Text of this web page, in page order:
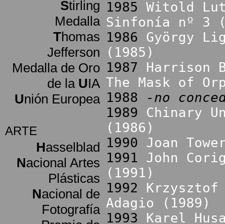
Stirling
Medalla
Thomas
Jefferson
Medalla de Oro
de la UIA
Unión Europea
ARTE
Hasselblad
Nacional Artes
Plásticas
Nacional de
Fotografía
1985 Witold
Sinfonía nº 3
1986 György
(1985)
1987 Harrison
The Mask of
1988
-no
1989 Chinary
(1986)
1990 Joan
1991 John
(1991)
1992 Krzysztof
Adagio (1989)
1993 Karel